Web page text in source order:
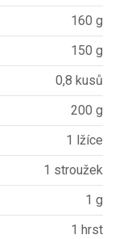
160 g
150 g
0,8 kusů
200 g
1 lžíce
1 stroužek
1 g
1 hrst